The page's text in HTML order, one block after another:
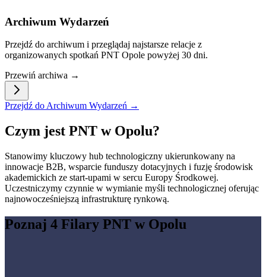
Archiwum Wydarzeń
Przejdź do archiwum i przeglądaj najstarsze relacje z
organizowanych spotkań PNT Opole powyżej 30 dni.
Przewiń archiwa →
Przejdź do Archiwum Wydarzeń →
Czym jest PNT w Opolu?
Stanowimy kluczowy hub technologiczny ukierunkowany na
innowacje B2B, wsparcie funduszy dotacyjnych i fuzję środowisk
akademickich ze start-upami w sercu Europy Środkowej.
Uczestniczymy czynnie w wymianie myśli technologicznej oferując
najnowocześniejszą infrastrukturę rynkową.
Poznaj 4 Filary PNT w Opolu